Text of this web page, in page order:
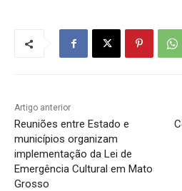
Artigo anterior
Reuniões entre Estado e
municípios organizam
implementação da Lei de
Emergência Cultural em Mato
Grosso